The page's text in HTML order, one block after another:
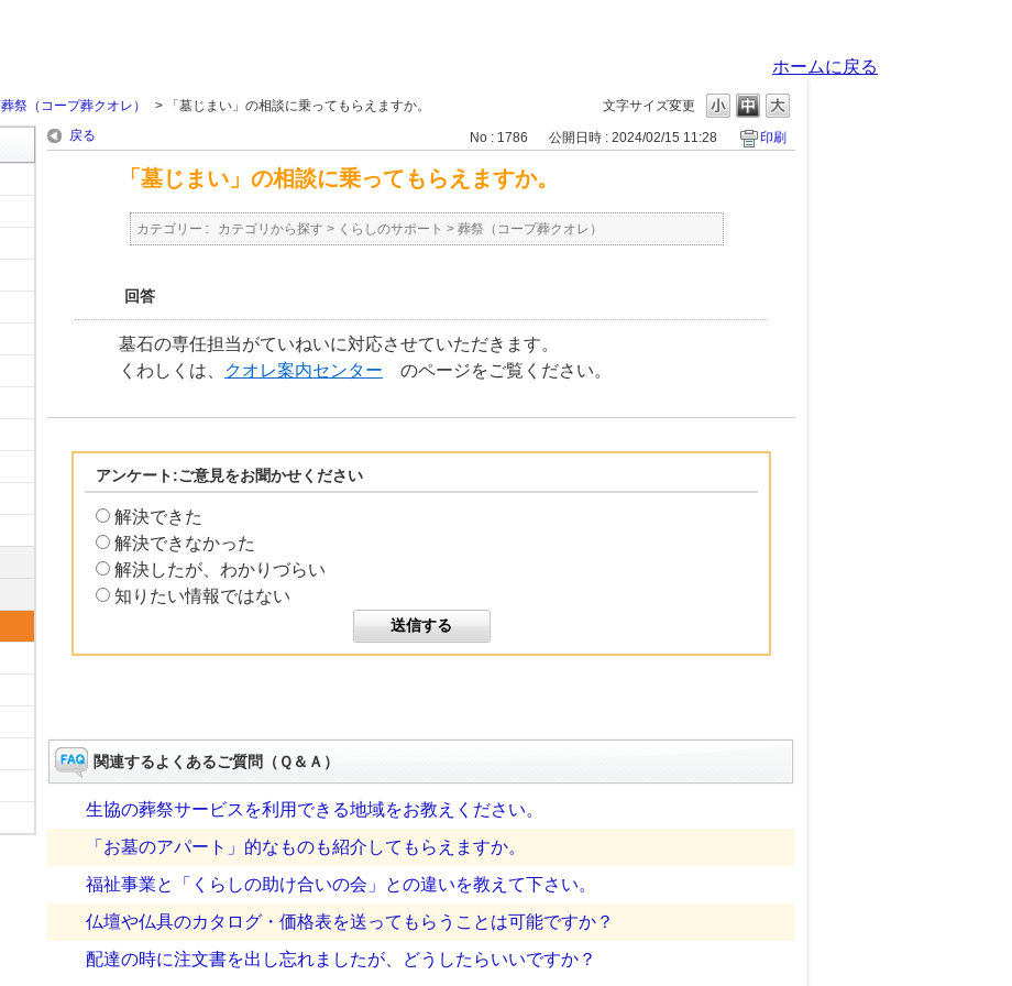
ホームに戻る
文字サイズ変更
葬祭（コープ葬クオレ） > 「墓じまい」の相談に乗ってもらえますか。
戻る No : 1786 公開日時 : 2024/02/15 11:28 印刷
「墓じまい」の相談に乗ってもらえますか。
カテゴリー : カテゴリから探す > くらしのサポート > 葬祭（コープ葬クオレ）
回答
墓石の専任担当がていねいに対応させていただきます。
くわしくは、
クオレ案内センター のページをご覧ください。
アンケート:ご意見をお聞かせください
解決できた
解決できなかった
解決したが、わかりづらい
知りたい情報ではない
関連するよくあるご質問（Ｑ＆Ａ）
生協の葬祭サービスを利用できる地域をお教えください。
「お墓のアパート」的なものも紹介してもらえますか。
福祉事業と「くらしの助け合いの会」との違いを教えて下さい。
仏壇や仏具のカタログ・価格表を送ってもらうことは可能ですか？
配達の時に注文書を出し忘れましたが、どうしたらいいですか？